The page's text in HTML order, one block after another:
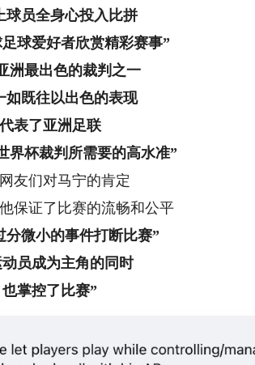
球员全身心投入比拼
球爱好者欣赏精彩赛事”
洲最出色的裁判之一
如既往以出色的表现
表了亚洲足联
界杯裁判所需要的高水准”
们对马宁的肯定
证了比赛的流畅和公平
分微小的事件打断比赛”
动员成为主角的同时
也掌控了比赛”